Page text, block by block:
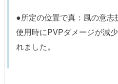
●所定の位置で真： 風の意志
使用時にPVPダメージが減
れました。